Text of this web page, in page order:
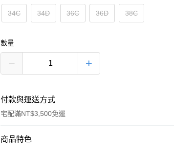
34C 34D 36C 36D 38C
數量
付款與運送方式
宅配滿NT$3,500免運
付款方式
商品特色